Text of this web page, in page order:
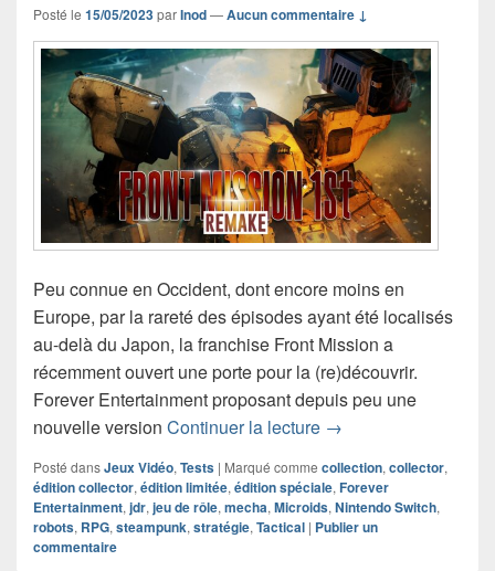
Posté le 15/05/2023parInod—Aucun commentaire ↓
Peu connue en Occident, dont encore moins en
Europe, par la rareté des épisodes ayant été localisés
au-delà du Japon, la franchise Front Mission a
récemment ouvert une porte pour la (re)découvrir.
Forever Entertainment proposant depuis peu une
nouvelle version Continuer la lecture Chronique Jeu
→
Posté dansJeux Vidéo, Tests | Marqué comme collection, collector,
édition collector, édition limitée, édition spéciale, Forever
Entertainment, jdr, jeu de rôle, mecha, Microids, Nintendo Switch,
robots, RPG, steampunk, stratégie, Tactical | Publier un
commentaire